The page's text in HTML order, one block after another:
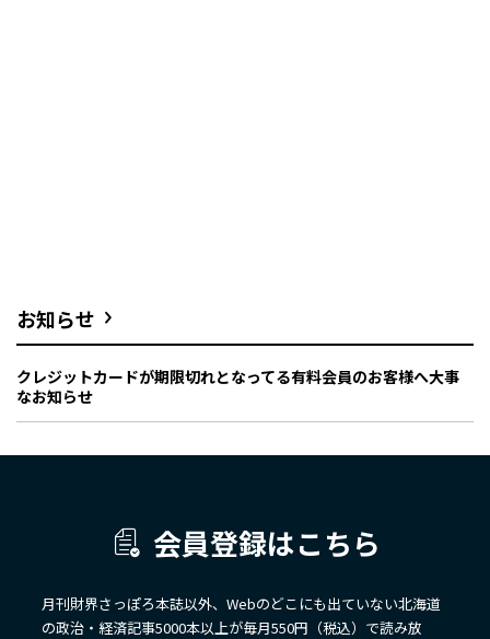
お知らせ
クレジットカードが期限切れとなってる有料会員のお客様へ大事
なお知らせ
会員登録はこちら
月刊財界さっぽろ本誌以外、Webのどこにも出ていない北海道
の政治・経済記事5000本以上が毎月550円（税込）で読み放